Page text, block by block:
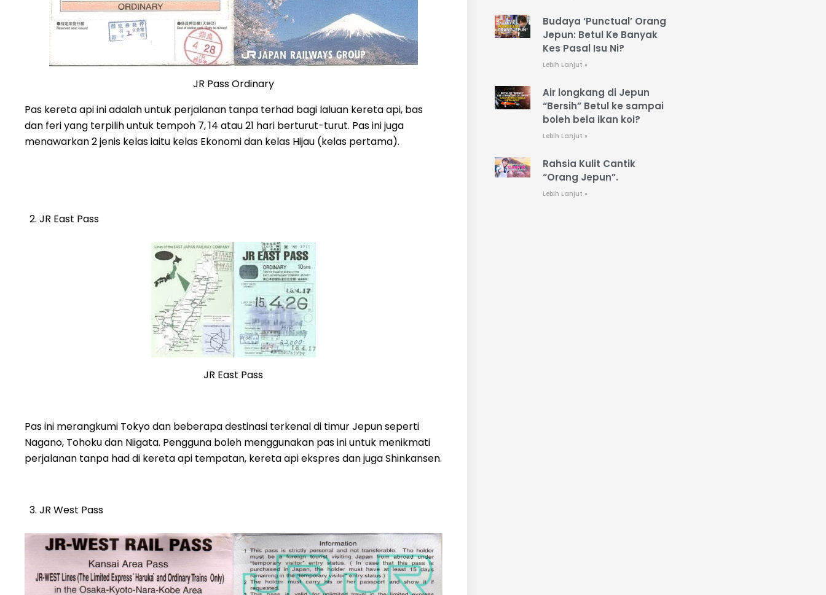
JR Pass Ordinary
Pas kereta api ini adalah untuk perjalanan tanpa terhad bagi laluan kereta api, bas
dan feri yang terpilih untuk tempoh 7, 14 atau 21 hari berturut-turut. Pas ini juga
menawarkan 2 jenis kelas iaitu kelas Ekonomi dan kelas Hijau (kelas pertama).
JR East Pass
JR East Pass
Pas ini merangkumi Tokyo dan beberapa destinasi terkenal di timur Jepun seperti
Nagano, Tohoku dan Niigata. Pengguna boleh menggunakan pas ini untuk menikmati
perjalanan tanpa had di kereta api tempatan, kereta api ekspres dan juga Shinkansen.
JR West Pass
Budaya ‘Punctual’ Orang
Jepun: Betul Ke Banyak
Kes Pasal Isu Ni?
Lebih Lanjut »
Air longkang di Jepun
“Bersih” Betul ke sampai
boleh bela ikan koi?
Lebih Lanjut »
Rahsia Kulit Cantik
“Orang Jepun”.
Lebih Lanjut »